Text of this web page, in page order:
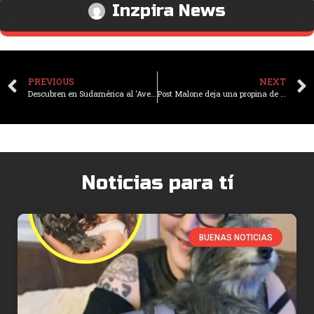
Inzpira News
PREVIOUS
Descubren en Sudamérica al ‘Ave del Paraíso Emperador’, que brilla en la oscuridad y desafía teorías científicas
NEXT
Post Malone deja una propina de $20.000 a una madre soltera que trabajaba en Nochebuena
Noticias para tí
BUENAS NOTICIAS